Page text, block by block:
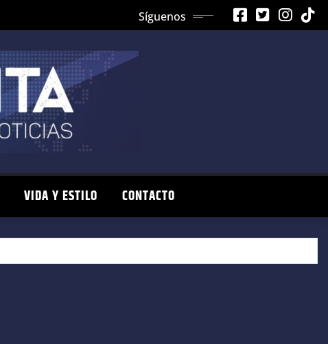
Síguenos
VIDA Y ESTILO CONTACTO